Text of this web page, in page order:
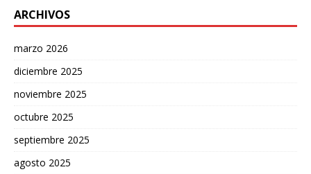
ARCHIVOS
marzo 2026
diciembre 2025
noviembre 2025
octubre 2025
septiembre 2025
agosto 2025